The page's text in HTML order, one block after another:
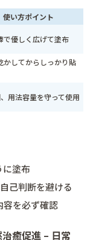
使い方ポイント
で優しく広げて塗布
かしてからしっかり貼
用法容量を守って使用
に塗布
己判断を避ける
容を必ず確認
癒促進 – 日常